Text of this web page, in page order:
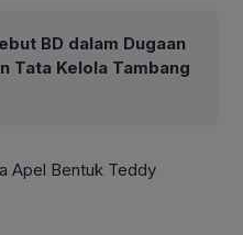
BD dalam Dugaan
Tata Kelola Tambang
Apel Bentuk Teddy